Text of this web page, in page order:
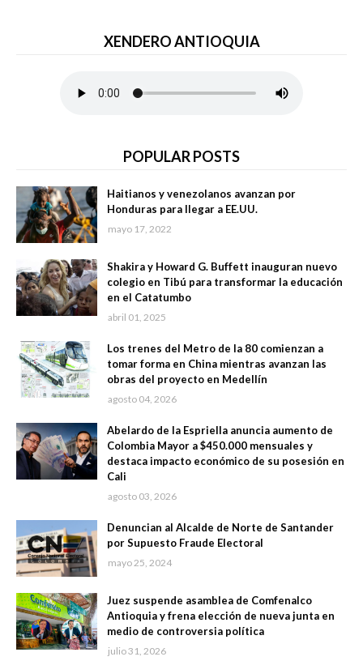
XENDERO ANTIOQUIA
POPULAR POSTS
Haitianos y venezolanos avanzan por
Honduras para llegar a EE.UU.
mayo 17, 2022
Shakira y Howard G. Buffett inauguran nuevo
colegio en Tibú para transformar la educación
en el Catatumbo
abril 01, 2025
Los trenes del Metro de la 80 comienzan a
tomar forma en China mientras avanzan las
obras del proyecto en Medellín
agosto 04, 2026
Abelardo de la Espriella anuncia aumento de
Colombia Mayor a $450.000 mensuales y
destaca impacto económico de su posesión en
Cali
agosto 03, 2026
Denuncian al Alcalde de Norte de Santander
por Supuesto Fraude Electoral
mayo 25, 2024
Juez suspende asamblea de Comfenalco
Antioquia y frena elección de nueva junta en
medio de controversia política
julio 31, 2026